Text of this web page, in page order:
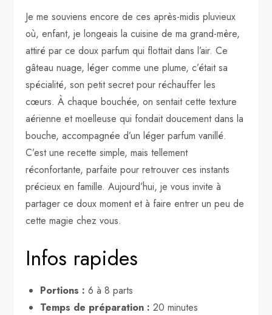
Je me souviens encore de ces après-midis pluvieux
où, enfant, je longeais la cuisine de ma grand-mère,
attiré par ce doux parfum qui flottait dans l’air. Ce
gâteau nuage, léger comme une plume, c’était sa
spécialité, son petit secret pour réchauffer les
cœurs. À chaque bouchée, on sentait cette texture
aérienne et moelleuse qui fondait doucement dans la
bouche, accompagnée d’un léger parfum vanillé.
C’est une recette simple, mais tellement
réconfortante, parfaite pour retrouver ces instants
précieux en famille. Aujourd’hui, je vous invite à
partager ce doux moment et à faire entrer un peu de
cette magie chez vous.
Infos rapides
Portions : 6 à 8 parts
Temps de préparation : 20 minutes